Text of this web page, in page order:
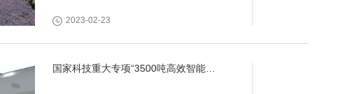
2023-02-23
国家科技重大专项“3500吨高效智能挤